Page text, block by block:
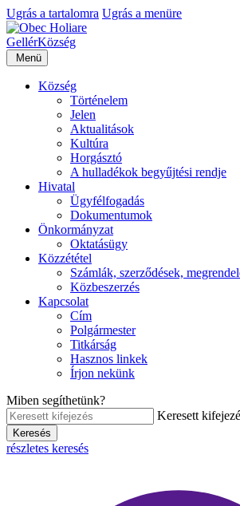
Ugrás a tartalomra Ugrás a menüre
GellérKözség
Menü
Község
Történelem
Jelen
Aktualitások
Kultúra
Horgásztó
A hulladékok begyűjtési rendje
Hivatal
Ügyfélfogadás
Dokumentumok
Önkormányzat
Oktatásügy
Közzététel
Számlák, szerződések,
Közbeszerzés
Kapcsolat
Cím
Polgármester
Titkárság
Hasznos linkek
Írjon nekünk
Miben segíthetünk?
Keresett
Keresés
részletes keresés